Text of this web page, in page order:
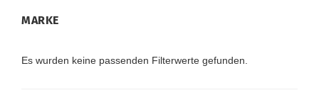
MARKE
MARKE
Es wurden keine passenden Filterwerte gefunden.